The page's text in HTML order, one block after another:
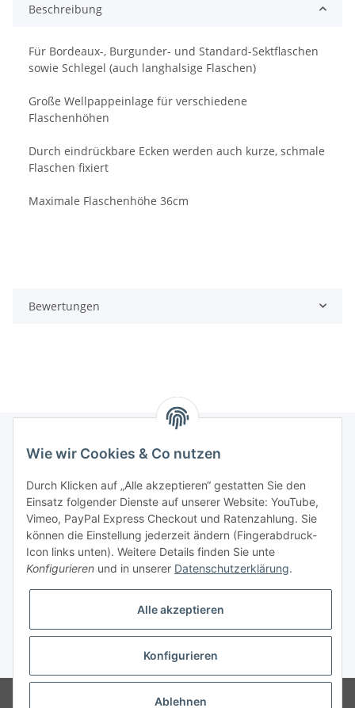
Beschreibung
Für Bordeaux-, Burgunder- und Standard-Sektflaschen
sowie Schlegel (auch langhalsige Flaschen)
Große Wellpappeinlage für verschiedene
Flaschenhöhen
Durch eindrückbare Ecken werden auch kurze, schmale
Flaschen fixiert
Maximale Flaschenhöhe 36cm
Bewertungen
Gesetzliche Informationen
Vertrag widerrufen
* Alle Preise zzgl. gesetzlicher USt., zzgl.Versand
Unser Webshop richtet sich an gewerbliche
Wie wir Cookies & Co nutzen
Durch Klicken auf „Alle akzeptieren“ gestatten Sie den
Einsatz folgender Dienste auf unserer Website: YouTube,
Vimeo, PayPal Express Checkout und Ratenzahlung. Sie
können die Einstellung jederzeit ändern (Fingerabdruck-
Icon links unten). Weitere Details finden Sie unte
Konfigurieren und in unserer Datenschutzerklärung.
Alle akzeptieren
Konfigurieren
Ablehnen